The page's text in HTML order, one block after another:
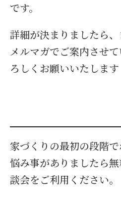
です。
詳細が決まりましたら
メルマガでご案内させ
ろしくお願いいたします
家づくりの最初の段階
悩み事がありましたら
談会をご利用ください。